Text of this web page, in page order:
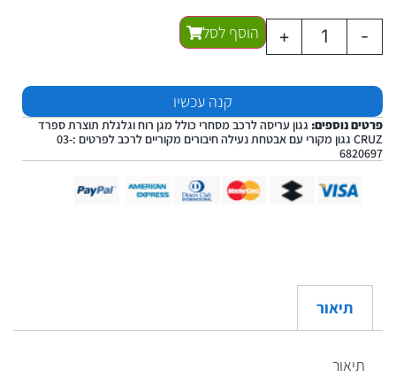
-
+ הוסף לסל
קנה עכשיו
פרטים נוספים: גגון עריסה לרכב מסחרי כולל מגן רוח וגלגלת תוצרת ספרד
CRUZ גגון מקורי עם אבטחת נעילה חיבורים מקוריים לרכב לפרטים :03-
6820697
תיאור
תיאור